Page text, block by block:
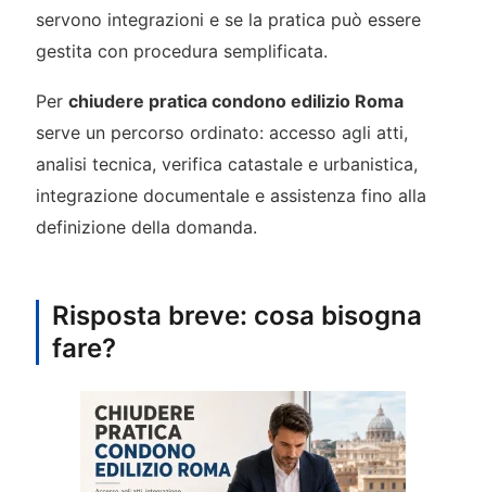
servono integrazioni e se la pratica può essere
gestita con procedura semplificata.
Per chiudere pratica condono edilizio Roma
serve un percorso ordinato: accesso agli atti,
analisi tecnica, verifica catastale e urbanistica,
integrazione documentale e assistenza fino alla
definizione della domanda.
Risposta breve: cosa bisogna
fare?